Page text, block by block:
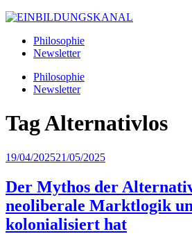
Philosophie
Newsletter
Philosophie
Newsletter
TagAlternativlos
19/04/202521/05/2025
Der Mythos der
neoliberale Marktlogik
kolonialisiert hat